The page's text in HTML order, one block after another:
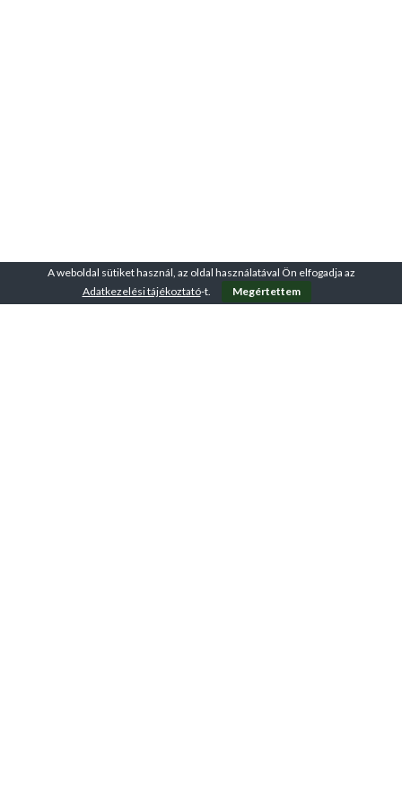
A weboldal sütiket használ, az oldal használatával Ön elfogadja az
Adatkezelési tájékoztató-t. Megértettem